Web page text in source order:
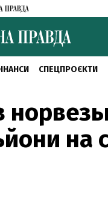
СПЕЦПРОЄКТИ
на